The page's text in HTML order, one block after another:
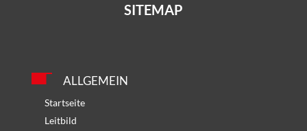
SITEMAP
ALLGEMEIN
Startseite
Leitbild